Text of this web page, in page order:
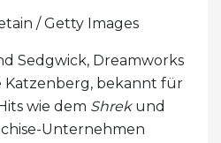
/ Getty Images
Sedgwick, Dreamworks
Katzenberg, bekannt für
wie dem Shrekund
Unternehmen